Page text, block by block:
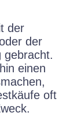
der
der
gebracht.
einen
oft